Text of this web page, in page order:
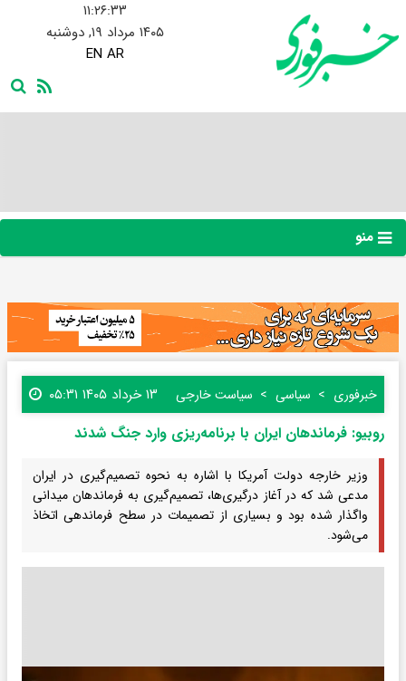
۱۱:۲۶:۳۴
۱۴۰۵ مرداد ۱۹, دوشنبه
EN AR
منو
خبرفوری سیاسی سیاست خارجی ۱۳ خرداد ۱۴۰۵ ۰۵:۳۱
روبیو: فرماندهان ایران با برنامه‌ریزی وارد جنگ شدند
وزیر خارجه دولت آمریکا با اشاره به نحوه تصمیم‌گیری در ایران
مدعی شد که در آغاز درگیری‌ها، تصمیم‌گیری به فرماندهان میدانی
واگذار شده بود و بسیاری از تصمیمات در سطح فرماندهی اتخاذ
می‌شود.